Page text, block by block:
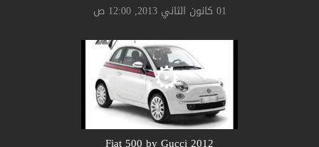
01 كانون الثاني 2013, 12:00 ص